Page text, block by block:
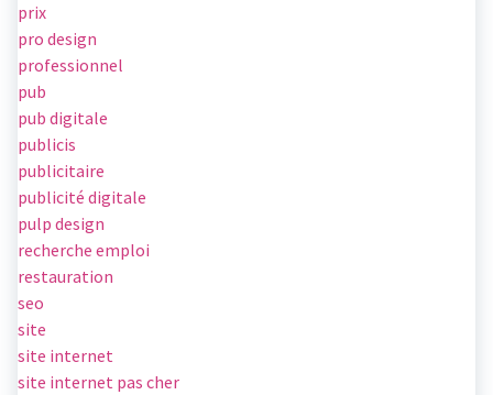
prix
pro design
professionnel
pub
pub digitale
publicis
publicitaire
publicité digitale
pulp design
recherche emploi
restauration
seo
site
site internet
site internet pas cher